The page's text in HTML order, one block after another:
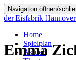
Navigation öffnen/
der Eisfabrik Hannover
Home
Spielplan
Aktuell
Emma